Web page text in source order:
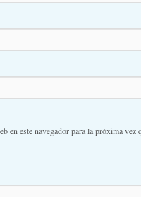
en este navegador para la próxima vez